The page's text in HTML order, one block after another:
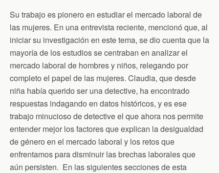
Su trabajo es pionero en estudiar el mercado laboral de
las mujeres. En una entrevista reciente, mencionó que, al
iniciar su investigación en este tema, se dio cuenta que la
mayoría de los estudios se centraban en analizar el
mercado laboral de hombres y niños, relegando por
completo el papel de las mujeres. Claudia, que desde
niña había querido ser una detective, ha encontrado
respuestas indagando en datos históricos, y es ese
trabajo minucioso de detective el que ahora nos permite
entender mejor los factores que explican la desigualdad
de género en el mercado laboral y los retos que
enfrentamos para disminuir las brechas laborales que
aún persisten. En las siguientes secciones de esta